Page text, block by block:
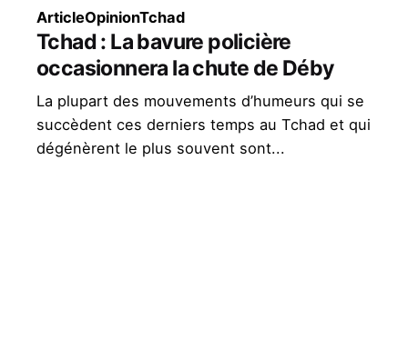
ArticleOpinionTchad
Tchad : La bavure policière
occasionnera la chute de Déby
La plupart des mouvements d’humeurs qui se
succèdent ces derniers temps au Tchad et qui
dégénèrent le plus souvent sont...